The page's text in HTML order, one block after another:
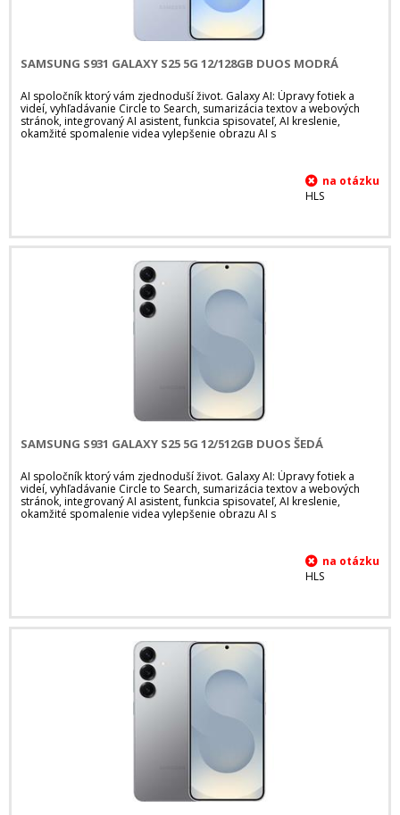
SAMSUNG S931 GALAXY S25 5G 12/128GB DUOS MODRÁ
AI spoločník ktorý vám zjednoduší život. Galaxy AI: Úpravy fotiek a
videí, vyhľadávanie Circle to Search, sumarizácia textov a webových
stránok, integrovaný AI asistent, funkcia spisovateľ, AI kreslenie,
okamžité spomalenie videa vylepšenie obrazu AI s
HLS
SAMSUNG S931 GALAXY S25 5G 12/512GB DUOS ŠEDÁ
AI spoločník ktorý vám zjednoduší život. Galaxy AI: Úpravy fotiek a
videí, vyhľadávanie Circle to Search, sumarizácia textov a webových
stránok, integrovaný AI asistent, funkcia spisovateľ, AI kreslenie,
okamžité spomalenie videa vylepšenie obrazu AI s
HLS